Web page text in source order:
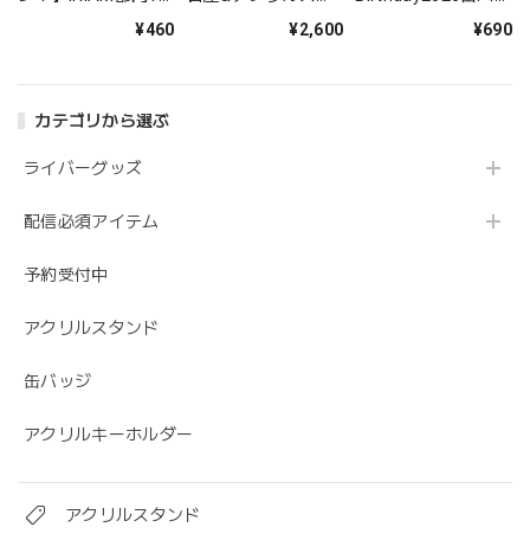
カテゴリから選ぶ
ライバーグッズ
配信必須アイテム
予約受付中
アクリルスタンド
缶バッジ
アクリルキーホルダー
アクリルスタンド
¥460
ルスタンド【蒼凪
¥2,600 ¥690